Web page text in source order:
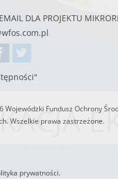
DLA PROJEKTU
Wojewódzki Fundusz Ochrony
Wszelkie prawa zastrzeżone.
prywatności.